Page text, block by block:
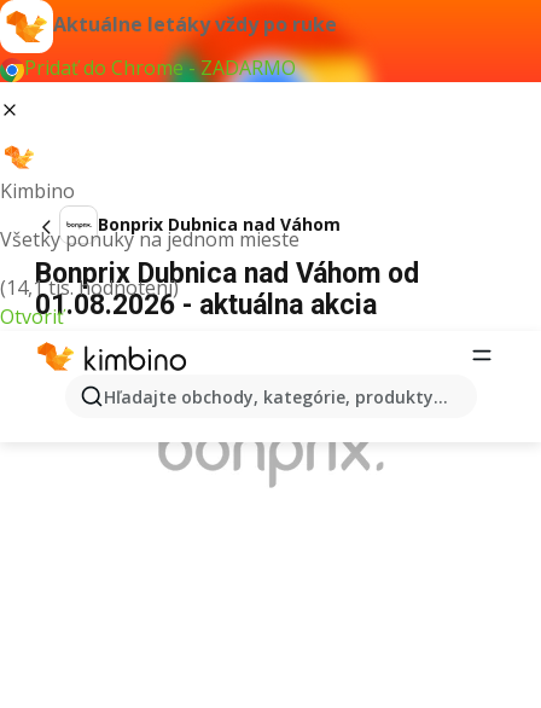
Aktuálne letáky vždy po ruke
Pridať do Chrome - ZADARMO
Kimbino
Všetky ponuky na jednom mieste
(14,1 tis. hodnotení)
Otvoriť
Hľadajte obchody, kategórie, produkty...
Bonprix Dubnica nad Váhom
Bonprix Dubnica nad Váhom od
01.08.2026 - aktuálna akcia